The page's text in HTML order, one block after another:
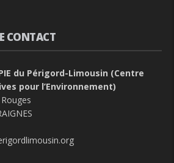
CONTACT
du Périgord-Limousin (Centre
pour l’Environnement)